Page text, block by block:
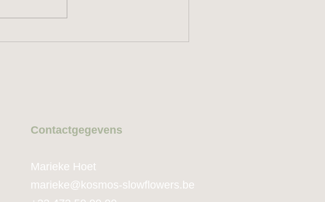
Contactgegevens
Marieke Hoet
marie ke@kosmos-slowflowers.be